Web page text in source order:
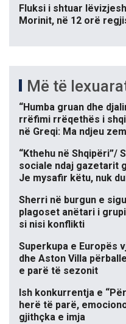
Fluksi i shtuar
Morinit, në 12 orë
Më të
“Humba gruan dhe
rrëfimi rrëqethës i
në Greqi: Ma ndjeu
“Kthehu në Shqipëri”/
sociale ndaj gazetarit
Je mysafir këtu, nuk
Sherri në burgun e
plagoset anëtari i
si nisi konflikti
Superkupa e Europës
dhe Aston Villa
e parë të sezonit
Ish konkurrentja e
herë të parë,
gjithçka e imja